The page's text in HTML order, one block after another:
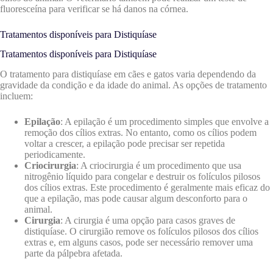
fluoresceína para verificar se há danos na córnea.
Tratamentos disponíveis para Distiquíase
Tratamentos disponíveis para Distiquíase
O tratamento para distiquíase em cães e gatos varia dependendo da
gravidade da condição e da idade do animal. As opções de tratamento
incluem:
Epilação: A epilação é um procedimento simples que envolve a
remoção dos cílios extras. No entanto, como os cílios podem
voltar a crescer, a epilação pode precisar ser repetida
periodicamente.
Criocirurgia: A criocirurgia é um procedimento que usa
nitrogênio líquido para congelar e destruir os folículos pilosos
dos cílios extras. Este procedimento é geralmente mais eficaz do
que a epilação, mas pode causar algum desconforto para o
animal.
Cirurgia: A cirurgia é uma opção para casos graves de
distiquíase. O cirurgião remove os folículos pilosos dos cílios
extras e, em alguns casos, pode ser necessário remover uma
parte da pálpebra afetada.